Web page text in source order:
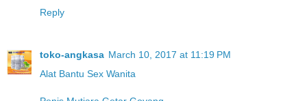
Reply
toko-angkasa March 10, 2017 at 11:19 PM
Alat Bantu Sex Wanita